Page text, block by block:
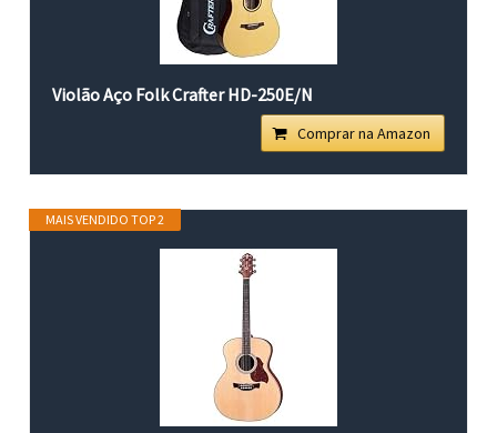
Violão Aço Folk Crafter HD-250E/N
Comprar na Amazon
MAIS VENDIDO TOP 2